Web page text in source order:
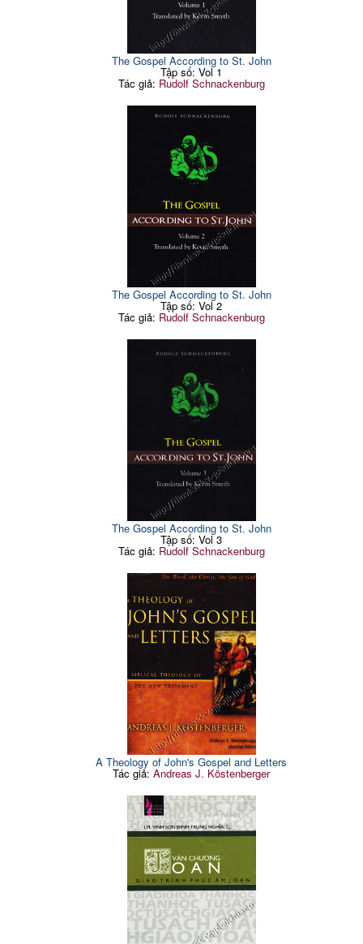
The Gospel According to St. John
Tập số: Vol 1
Tác giả: Rudolf Schnackenburg
The Gospel According to St. John
Tập số: Vol 2
Tác giả: Rudolf Schnackenburg
The Gospel According to St. John
Tập số: Vol 3
Tác giả: Rudolf Schnackenburg
A Theology of John's Gospel and Letters
Tác giả:Andreas J. Köstenberger